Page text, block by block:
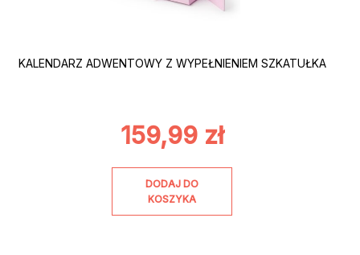
KALENDARZ ADWENTOWY Z WYPEŁNIENIEM SZKATUŁKA
159,99 zł
DODAJ DO
KOSZYKA